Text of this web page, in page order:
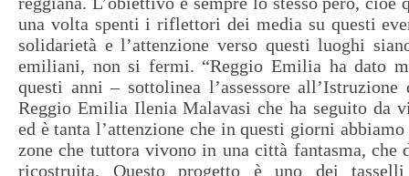
una volta spenti i riflettori dei media su questi
solidarietà e l’attenzione verso questi luoghi
emiliani, non si fermi. “Reggio Emilia ha dato
questi anni – sottolinea l’assessore
Reggio Emilia Ilenia Malavasi che ha seguito da
ed è tanta l’attenzione che in questi giorni
zone che tuttora vivono in una città fantasma, che
ricostruita. Questo progetto è uno dei